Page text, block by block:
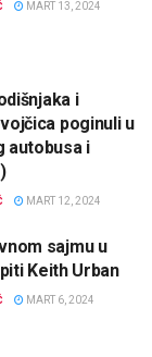
MART 13, 2024
i
poginuli u
autobusa i
MART 12, 2024
sajmu u
Keith Urban
MART 6, 2024